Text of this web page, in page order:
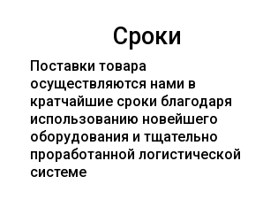
Сроки
Поставки товара
осуществляются нами в
кратчайшие сроки благодаря
использованию новейшего
оборудования и тщательно
проработанной логистической
системе